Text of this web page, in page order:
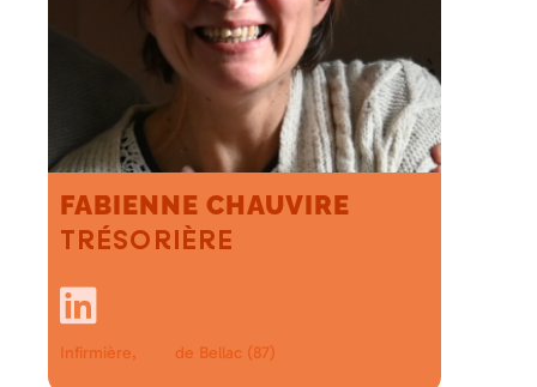
FABIENNE CHAUVIRE
TRÉSORIÈRE
Infirmière, de Bellac (87)